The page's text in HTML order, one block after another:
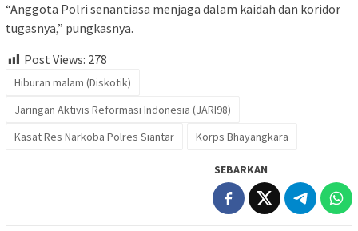
“Anggota Polri senantiasa menjaga dalam kaidah dan koridor
tugasnya,” pungkasnya.
Post Views: 278
Hiburan malam (Diskotik)
Jaringan Aktivis Reformasi Indonesia (JARI98)
Kasat Res Narkoba Polres Siantar
Korps Bhayangkara
SEBARKAN